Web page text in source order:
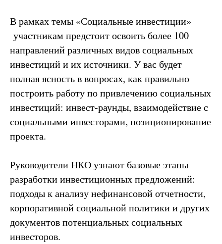
В рамках темы «Социальные инвестиции»
участникам предстоит освоить более 100
направлений различных видов социальных
инвестиций и их источники. У вас будет
полная ясность в вопросах, как правильно
построить работу по привлечению социальных
инвестиций: инвест-раунды, взаимодействие с
социальными инвесторами, позиционирование
проекта.
Руководители НКО узнают базовые этапы
разработки инвестиционных предложений:
подходы к анализу нефинансовой отчетности,
корпоративной социальной политики и других
документов потенциальных социальных
инвесторов.